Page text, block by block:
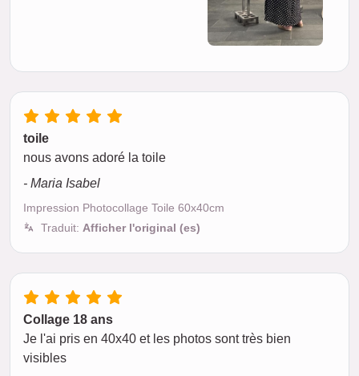
toile
nous avons adoré la toile
- Maria Isabel
Impression Photocollage Toile 60x40cm
Traduit: Afficher l'original (es)
Collage 18 ans
Je l'ai pris en 40x40 et les photos sont très bien
visibles